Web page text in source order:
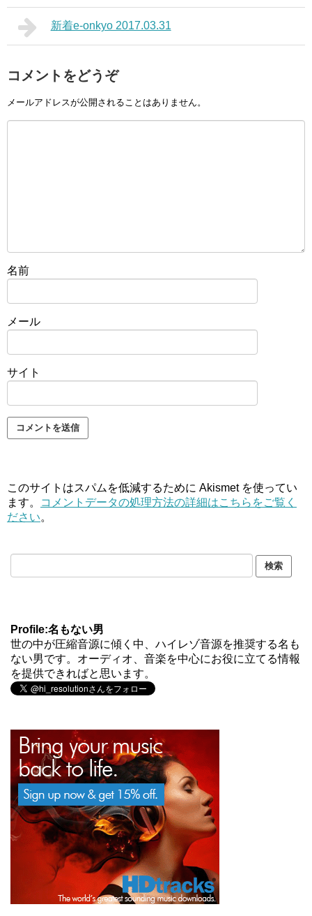
新着e-onkyo 2017.03.31
コメントをどうぞ
メールアドレスが公開されることはありません。
名前
メール
サイト
このサイトはスパムを低減するために Akismet を使ってい
ます。
コメントデータの処理方法の詳細はこちらをご覧く
ださい。
Profile:名もない男
世の中が圧縮音源に傾く中、ハイレゾ音源を推奨する名も
ない男です。オーディオ、音楽を中心にお役に立てる情報
を提供できればと思います。